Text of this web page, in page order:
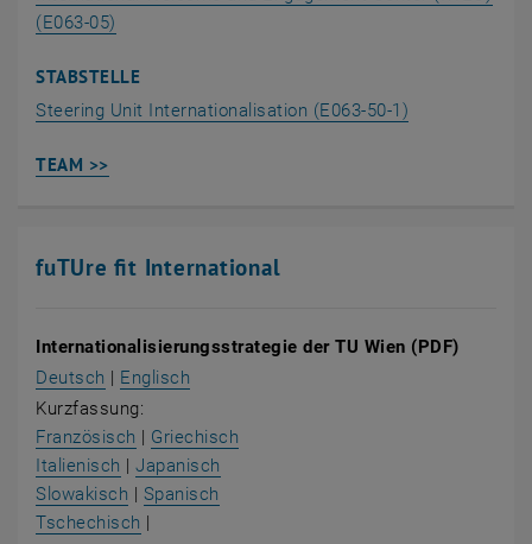
(E063-05)
STABSTELLE
Steering Unit Internationalisation (E063-50-1)
TEAM >>
fuTUre fit International
Internationalisierungsstrategie der TU Wien (PDF)
Deutsch , öffnet in einem neuen Fenster
| Englisch
Kurzfassung:
Französisch , öffnet in einem neuen Fenster
| Griechisch
Italienisch , öffnet in einem neuen Fenster
|Japanisch
Slowakisch , öffnet in einem neuen Fenster
| Spanisch
Tschechisch , öffnet in einem neuen Fenster
|